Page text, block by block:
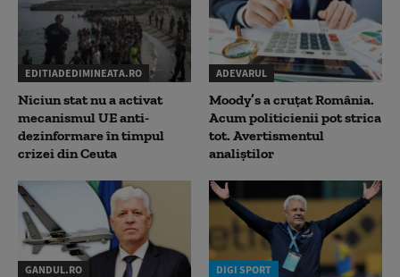
EDITIADEDIMINEATA.RO
Niciun stat nu a activat
mecanismul UE anti-
dezinformare în timpul
crizei din Ceuta
ADEVARUL
Moody’s a cruțat România.
Acum politicienii pot strica
tot. Avertismentul
analiștilor
GANDUL.RO DIGI SPORT